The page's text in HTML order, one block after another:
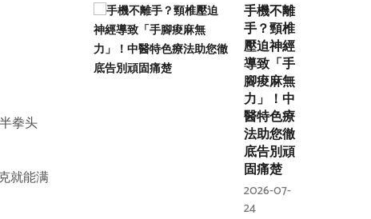
拳头
就能满
手機不離
手？頸椎
壓迫神經
導致「手
腳痠麻無
力」！中
醫特色療
法助您徹
底告別頑
固痛楚
2026-07-
24